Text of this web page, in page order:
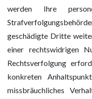
werden Ihre
geschädigte Dritte
einer rechtswidrigen
Rechtsverfolgung
konkreten
missbräuchliches